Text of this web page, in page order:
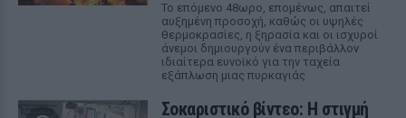
Το επόμενο 48ωρο, επομένως, απαιτεί
αυξημένη προσοχή, καθώς οι υψηλές
θερμοκρασίες, η ξηρασία και οι ισχυροί
άνεμοι δημιουργούν ένα περιβάλλον
ιδιαίτερα ευνοϊκό για την ταχεία
εξάπλωση μιας πυρκαγιάς
Σοκαριστικό βίντεο: Η στιγμή